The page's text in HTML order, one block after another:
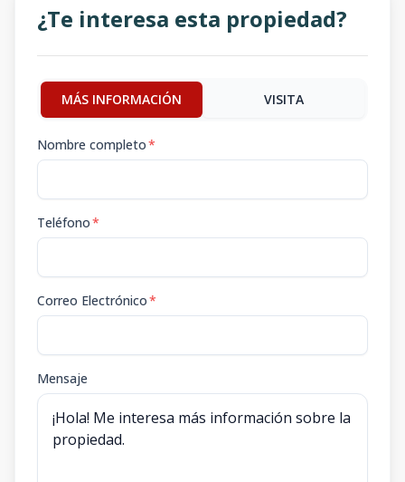
¿Te interesa esta propiedad?
MÁS INFORMACIÓN VISITA
Nombre completo*
Teléfono*
Correo Electrónico*
Mensaje